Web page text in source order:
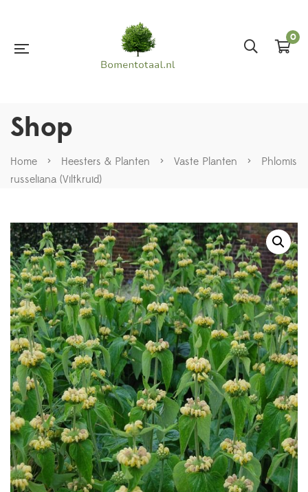
0
Shop
Home > Heesters & Planten > Vaste Planten >
Phlomis
russeliana (Viltkruid)